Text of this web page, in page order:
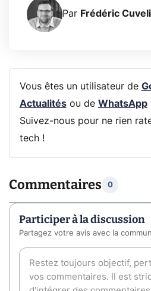
Par Frédéric
Vous êtes un utilisateur de
Actualitésou de WhatsApp
Suivez-nous pour ne rien
tech !
Commentaires 0
Participer à la discussion
Partagez votre avis avec la